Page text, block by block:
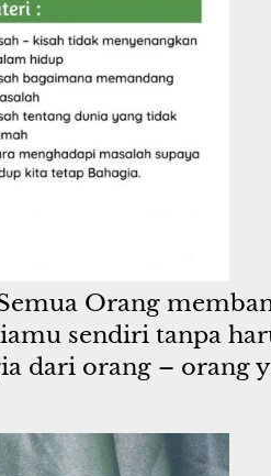
Orang
sendiri tanpa
dari orang – orang